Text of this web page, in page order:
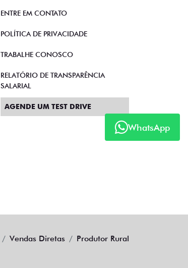
WhatsApp
ENTRE EM CONTATO
POLÍTICA DE PRIVACIDADE
TRABALHE CONOSCO
RELATÓRIO DE TRANSPARÊNCIA
SALARIAL
AGENDE UM TEST DRIVE
Vendas Diretas Produtor Rural